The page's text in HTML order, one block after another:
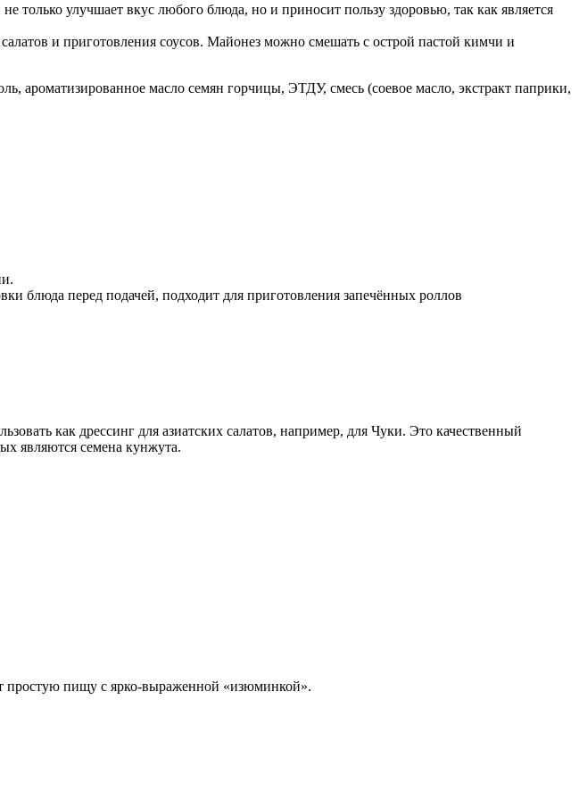
улучшает вкус любого блюда, но и приносит пользу здоровью, так как является
и приготовления соусов. Майонез можно смешать с острой пастой кимчи и
ароматизированное масло семян горчицы, ЭТДУ, смесь (соевое масло, экстракт паприки,
блюда перед подачей, подходит для приготовления запечённых роллов
как дрессинг для азиатских салатов, например, для Чуки. Это качественный
являются семена кунжута.
простую пищу с ярко-выраженной «изюминкой».